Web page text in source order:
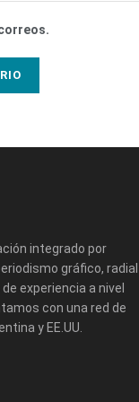
integrado por
gráfico,
experiencia a nivel
con una red de
y EE.UU.